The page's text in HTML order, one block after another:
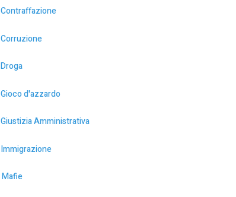
Contraffazione
Corruzione
Droga
Gioco d'azzardo
Giustizia Amministrativa
Immigrazione
Mafie